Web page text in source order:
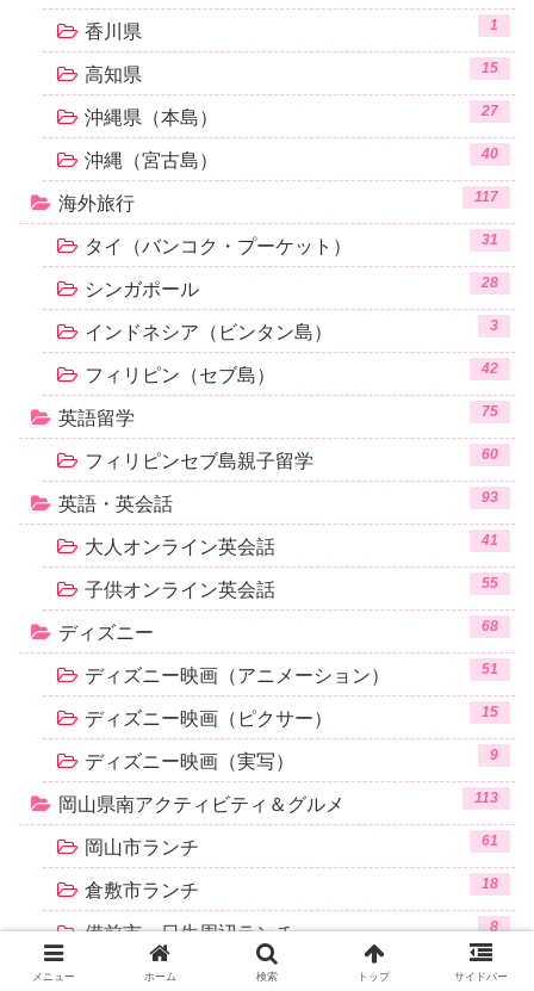
香川県 1
高知県 15
沖縄県（本島） 27
沖縄（宮古島） 40
海外旅行 117
タイ（バンコク・プーケット） 31
シンガポール 28
インドネシア（ビンタン島） 3
フィリピン（セブ島） 42
英語留学 75
フィリピンセブ島親子留学 60
英語・英会話 93
大人オンライン英会話 41
子供オンライン英会話 55
ディズニー 68
ディズニー映画（アニメーション） 51
ディズニー映画（ピクサー） 15
ディズニー映画（実写） 9
岡山県南アクティビティ＆グルメ 113
岡山市ランチ 61
倉敷市ランチ 18
備前市・日生周辺ランチ 8
赤磐市・和気町周辺ランチ 17
メニュー ホーム 検索 トップ サイドバー